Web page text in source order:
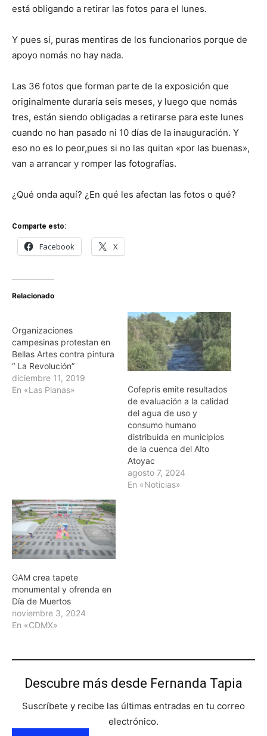
está obligando a retirar las fotos para el lunes.
Y pues sí, puras mentiras de los funcionarios porque de
apoyo nomás no hay nada.
Las 36 fotos que forman parte de la exposición que
originalmente duraría seis meses, y luego que nomás
tres, están siendo obligadas a retirarse para este lunes
cuando no han pasado ni 10 días de la inauguración. Y
eso no es lo peor,pues si no las quitan «por las buenas»,
van a arrancar y romper las fotografías.
¿Qué onda aquí? ¿En qué les afectan las fotos o qué?
Comparte esto:
Facebook X
Relacionado
Organizaciones
campesinas protestan en
Bellas Artes contra pintura
“ La Revolución”
diciembre 11, 2019
En «Las Planas»
Cofepris emite resultados
de evaluación a la calidad
del agua de uso y
consumo humano
distribuida en municipios
de la cuenca del Alto
Atoyac
agosto 7, 2024
En «Noticias»
GAM crea tapete
monumental y ofrenda en
Día de Muertos
noviembre 3, 2024
En «CDMX»
Descubre más desde Fernanda Tapia
Suscríbete y recibe las últimas entradas en tu correo
electrónico.